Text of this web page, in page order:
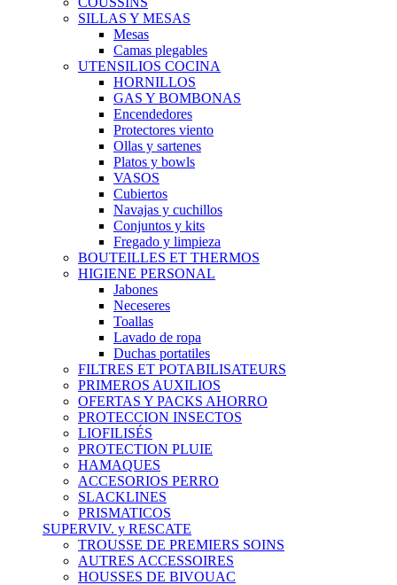
SILLAS Y MESAS
Mesas
Camas plegables
UTENSILIOS COCINA
HORNILLOS
GAS Y BOMBONAS
Encendedores
Protectores viento
Ollas y sartenes
Platos y bowls
VASOS
Cubiertos
Navajas y cuchillos
Conjuntos y kits
Fregado y limpieza
BOUTEILLES ET THERMOS
HIGIENE PERSONAL
Jabones
Neceseres
Toallas
Lavado de ropa
Duchas portatiles
FILTRES ET POTABILISATEURS
PRIMEROS AUXILIOS
OFERTAS Y PACKS AHORRO
PROTECCION INSECTOS
LIOFILISÉS
PROTECTION PLUIE
HAMAQUES
ACCESORIOS PERRO
SLACKLINES
PRISMATICOS
SUPERVIV. y RESCATE
TROUSSE DE PREMIERS SOINS
AUTRES ACCESSOIRES
HOUSSES DE BIVOUAC